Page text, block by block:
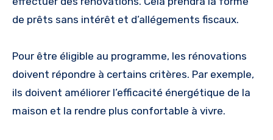
de prêts sans intérêt et d’allégements fiscaux.
Pour être éligible au programme, les rénovations
doivent répondre à certains critères. Par exemple,
ils doivent améliorer l’efficacité énergétique de la
maison et la rendre plus confortable à vivre.